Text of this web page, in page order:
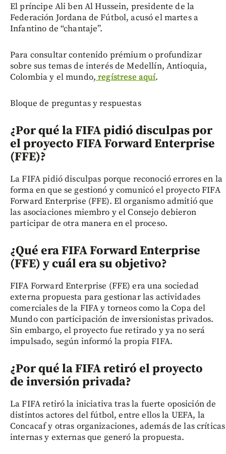
El príncipe Ali ben Al Hussein, presidente de la
Federación Jordana de Fútbol, acusó el martes a
Infantino de “chantaje”.
Para consultar contenido prémium o profundizar
sobre sus temas de interés de Medellín, Antioquia,
Colombia y el mundo, regístrese aquí.
Bloque de preguntas y respuestas
¿Por qué la FIFA pidió disculpas por
el proyecto FIFA Forward Enterprise
(FFE)?
La FIFA pidió disculpas porque reconoció errores en la
forma en que se gestionó y comunicó el proyecto FIFA
Forward Enterprise (FFE). El organismo admitió que
las asociaciones miembro y el Consejo debieron
participar de otra manera en el proceso.
¿Qué era FIFA Forward Enterprise
(FFE) y cuál era su objetivo?
FIFA Forward Enterprise (FFE) era una sociedad
externa propuesta para gestionar las actividades
comerciales de la FIFA y torneos como la Copa del
Mundo con participación de inversionistas privados.
Sin embargo, el proyecto fue retirado y ya no será
impulsado, según informó la propia FIFA.
¿Por qué la FIFA retiró el proyecto
de inversión privada?
La FIFA retiró la iniciativa tras la fuerte oposición de
distintos actores del fútbol, entre ellos la UEFA, la
Concacaf y otras organizaciones, además de las críticas
internas y externas que generó la propuesta.